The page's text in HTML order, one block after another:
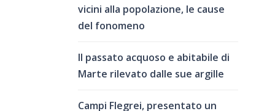
vicini alla popolazione, le cause
del fonomeno
Il passato acquoso e abitabile di
Marte rilevato dalle sue argille
Campi Flegrei, presentato un